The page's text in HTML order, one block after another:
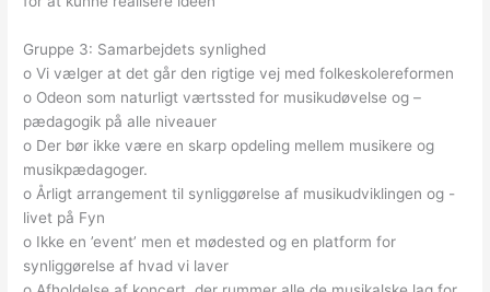
Gruppe 3: Samarbejdets synlighed
o Vi vælger at det går den rigtige vej med folkeskolereformen
o Odeon som naturligt værtssted for musikudøvelse og –
pædagogik på alle niveauer
o Der bør ikke være en skarp opdeling mellem musikere og
musikpædagoger.
o Årligt arrangement til synliggørelse af musikudviklingen og -
livet på Fyn
o Ikke en ’event’ men et mødested og en platform for
synliggørelse af hvad vi laver